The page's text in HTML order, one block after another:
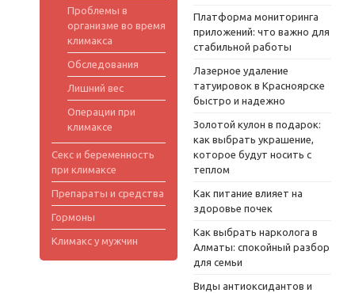
Проблемы в
организме во время
климакса
Обследования
Лишний вес
Операции при
климаксе
Секс и беременность
при климаксе
Препараты и средства
Гормоны
Климакс у мужчин
Платформа мониторинга
приложений: что важно для
стабильной работы
Лазерное удаление
татуировок в Красноярске
быстро и надежно
Золотой кулон в подарок:
как выбрать украшение,
которое будут носить с
теплом
Как питание влияет на
здоровье почек
Как выбрать нарколога в
Алматы: спокойный разбор
для семьи
Виды антиоксидантов и